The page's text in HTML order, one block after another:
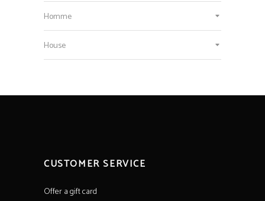
Homme
House
CUSTOMER SERVICE
Offer a gift card